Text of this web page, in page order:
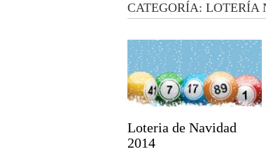
alertas
de
whales
suelen
llegar
tarde 16
de abril
de 2026
acelera la
Meses sin
CATEGORÍA: LOTERÍA
Loteria de Navidad
2014